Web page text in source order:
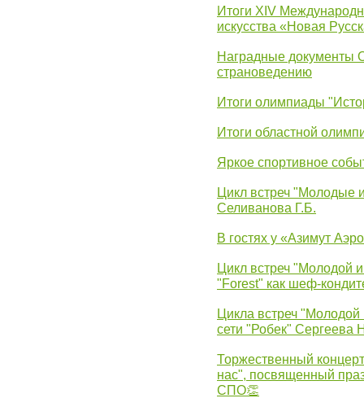
Итоги XIV
искусства «Новая
Наградные документы
страноведению
Итоги олимпиады
Итоги областной
Яркое спортивное
Цикл встреч "Молодые
Селиванова Г.Б.
В гостях у «Азимут
Цикл встреч "Молодой
"Forest" как шеф-
Цикла встреч
сети "Робек" Сергеева
Торжественный
нас", посвященный
СПО👏